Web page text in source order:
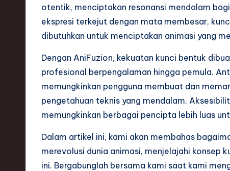
otentik, menciptakan resonansi mendalam
ekspresi terkejut dengan mata membesar,
dibutuhkan untuk menciptakan animasi yang
Dengan AniFuzion, kekuatan kunci bentuk
profesional berpengalaman hingga pemula.
memungkinkan pengguna membuat dan
pengetahuan teknis yang mendalam.
memungkinkan berbagai pencipta lebih luas
Dalam artikel ini, kami akan membahas
merevolusi dunia animasi, menjelajahi konsep
ini. Bergabunglah bersama kami saat kami